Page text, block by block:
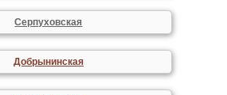
Серпуховская
Добрынинская